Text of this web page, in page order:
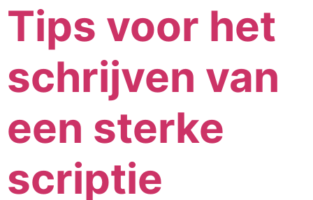
Tips voor het
schrijven van
een sterke
scriptie